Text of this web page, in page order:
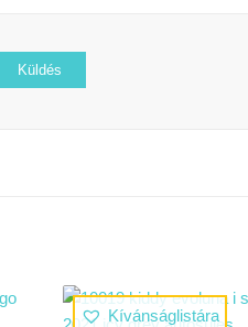
Kívánságlistára